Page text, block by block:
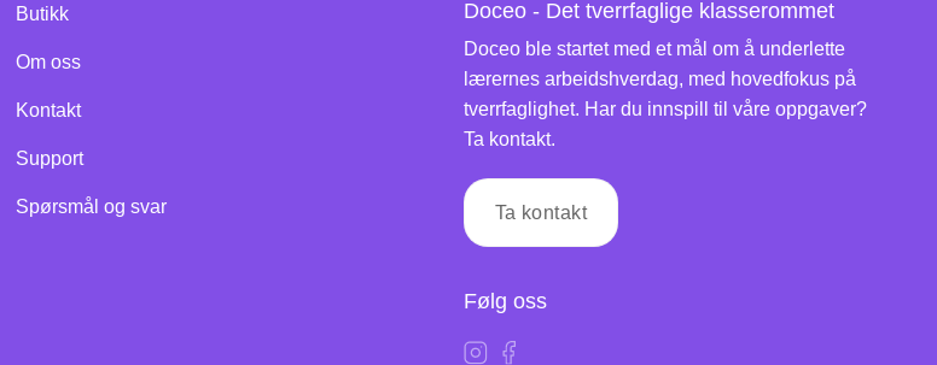
Butikk
Om oss
Kontakt
Support
Spørsmål og svar
Doceo - Det tverrfaglige klasserommet
Doceo ble startet med et mål om å underlette
lærernes arbeidshverdag, med hovedfokus på
tverrfaglighet. Har du innspill til våre oppgaver?
Ta kontakt.
Ta kontakt
Følg oss